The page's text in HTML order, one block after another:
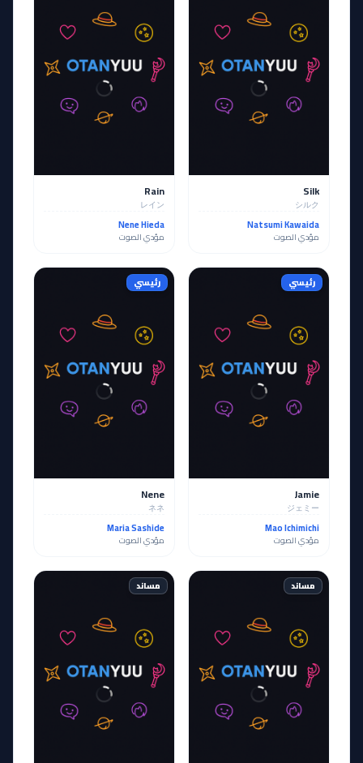
Silk
シルク
Natsumi Kawaida
مؤدي الصوت
Rain
レイン
Nene Hieda
مؤدي الصوت
رئيسي
Jamie
ジェミー
Mao Ichimichi
مؤدي الصوت
رئيسي
Nene
ネネ
Maria Sashide
مؤدي الصوت
مساند مساند